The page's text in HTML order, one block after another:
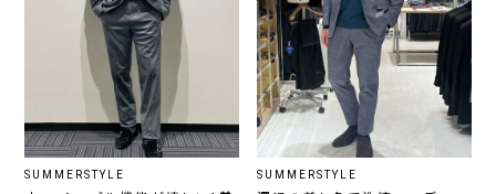
SUMMERSTYLE SUMMERSTYLE